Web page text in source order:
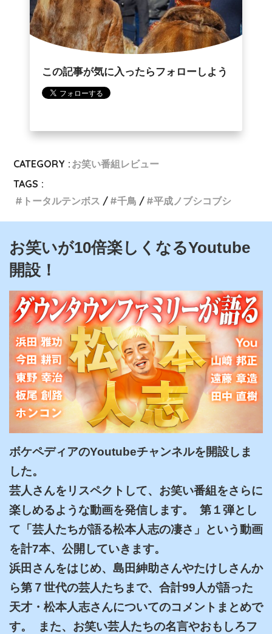
この記事が気に入ったらフォローしよう
CATEGORY : お笑い番組レビュー
TAGS :
トータルテンボス
千鳥 平成ノブシコブシ
お笑いが10倍楽しくなるYoutube
開設！
ボケペディアのYoutubeチャンネルを開設しま
した。
芸人さんをリスペクトして、お笑い番組をさらに
楽しめるような動画を発信します。  第１弾とし
て「芸人たちが語る松本人志の凄さ」という動画
を計7本、公開していきます。
浜田さんをはじめ、島田紳助さんやたけしさんか
ら第７世代の芸人たちまで、合計99人が語った
天才・松本人志さんについてのコメントまとめで
す。  また、お笑い芸人たちの名言やおもしろフ